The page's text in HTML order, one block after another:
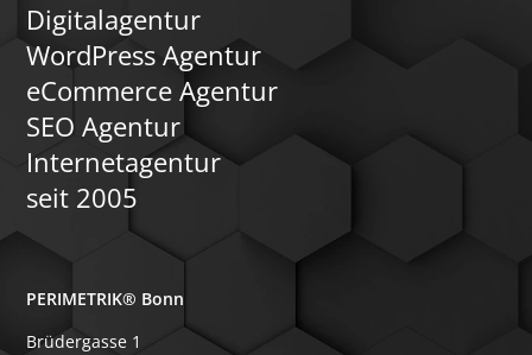
Digitalagentur
WordPress Agentur
eCommerce Agentur
SEO Agentur
Internetagentur
seit 2005
PERIMETRIK® Bonn
Brüdergasse 1